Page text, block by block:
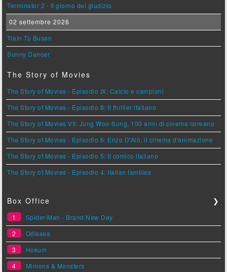
Terminator 2 - Il giorno del giudizio
02 settembre 2026
Train To Busan
Sunny Dancer
The Story of Movies
The Story of Movies - Episodio IX: Calcio e campioni
The Story of Movies - Episodio 8: Il thriller italiano
The Story of Movies VII: Jung Woo-Sung, 100 anni di cinema coreano
The Story of Movies - Episodio 6: Enzo D'Alò, il cinema d'animazione
The Story of Movies - Episodio 5: Il comico italiano
The Story of Movies - Episodio 4: Italian families
Box Office ❯
1
Spider-Man - Brand New Day
2
Odissea
3
Hokum
4
Minions & Monsters